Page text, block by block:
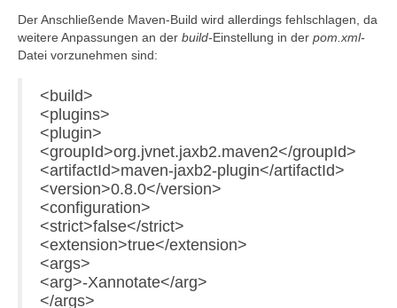
Der Anschließende Maven-Build wird allerdings fehlschlagen, da
weitere Anpassungen an der build-Einstellung in der pom.xml-
Datei vorzunehmen sind:
<build>
<plugins>
<plugin>
<groupId>org.jvnet.jaxb2.maven2</groupId>
<artifactId>maven-jaxb2-plugin</artifactId>
<version>0.8.0</version>
<configuration>
<strict>false</strict>
<extension>true</extension>
<args>
<arg>-Xannotate</arg>
</args>